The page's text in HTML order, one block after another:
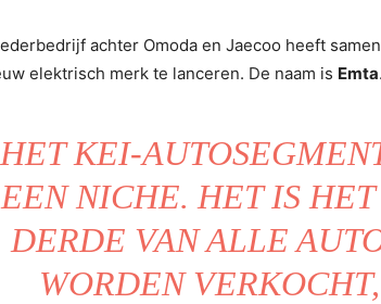
achter Omoda en Jaecoo heeft
elektrisch merk te lanceren. De naam is Emta
HET KEI-
EEN NICHE. HET IS
DERDE VAN ALLE
WORDEN